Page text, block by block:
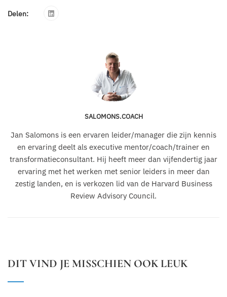
Delen:
SALOMONS.COACH
Jan Salomons is een ervaren leider/manager die zijn kennis
en ervaring deelt als executive mentor/coach/trainer en
transformatieconsultant. Hij heeft meer dan vijfendertig jaar
ervaring met het werken met senior leiders in meer dan
zestig landen, en is verkozen lid van de Harvard Business
Review Advisory Council.
DIT VIND JE MISSCHIEN OOK LEUK